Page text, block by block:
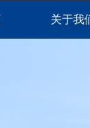
关于我